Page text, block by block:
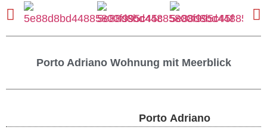
Porto Adriano Wohnung mit Meerblick
Porto Adriano